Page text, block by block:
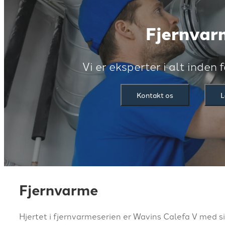
Vi er eksperter i alt inden
Kontakt os
Fjernvarme
Hjertet i fjernvarmeserien er Wavins Calefa V med